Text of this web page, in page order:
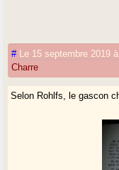
# Le 15 septembre 2019
Charre
Selon Rohlfs, le gascon